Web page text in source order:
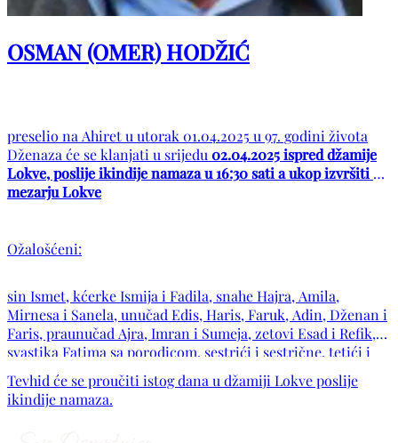
OSMAN (OMER) HODŽIĆ
preselio na Ahiret u utorak 01.04.2025 u 97. godini života
Dženaza će se klanjati u srijedu 02.04.2025 ispred džamije
Lokve, poslije ikindije namaza u 16:30 sati a ukop izvršiti na
mezarju Lokve
Ožalošćeni:
sin Ismet, kćerke Ismija i Fadila, snahe Hajra, Amila,
Mirnesa i Sanela, unučad Edis, Haris, Faruk, Adin, Dženan i
Faris, praunučad Ajra, Imran i Sumeja, zetovi Esad i Refik,
svastika Fatima sa porodicom, sestrići i sestrične, tetići i
tetične, amidžić i amidžična, te porodice: Hodžić, Begović,
Šemić, Čović, Radača, Ejubović, Šarić, Salihović, Tatlić,
Bašić, Turčinović, Rahmanović, Fejzić, Topalović, Begić,
Tevhid će se proučiti istog dana u džamiji Lokve poslije
ikindije namaza.